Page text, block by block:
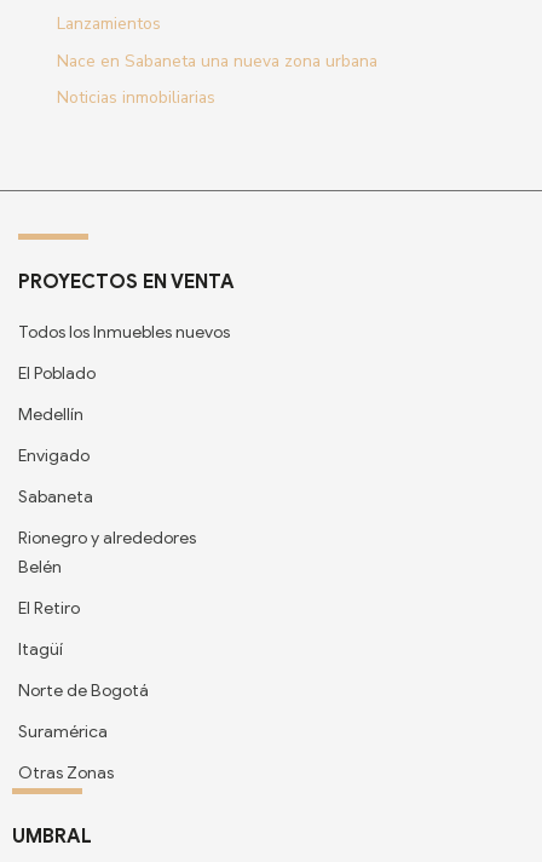
Lanzamientos
Nace en Sabaneta una nueva zona urbana
Noticias inmobiliarias
PROYECTOS EN VENTA
Todos los Inmuebles nuevos
El Poblado
Medellín
Envigado
Sabaneta
Rionegro y alrededores
Belén
El Retiro
Itagüí
Norte de Bogotá
Suramérica
Otras Zonas
UMBRAL